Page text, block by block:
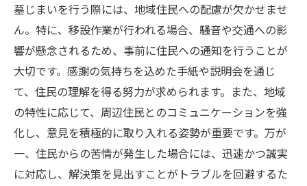
墓じまいを行う際には、地域住民への配慮が欠かせませ
ん。特に、移設作業が行われる場合、騒音や交通への影
響が懸念されるため、事前に住民への通知を行うことが
大切です。感謝の気持ちを込めた手紙や説明会を通じ
て、住民の理解を得る努力が求められます。また、地域
の特性に応じて、周辺住民とのコミュニケーションを強
化し、意見を積極的に取り入れる姿勢が重要です。万が
一、住民からの苦情が発生した場合には、迅速かつ誠実
に対応し、解決策を見出すことがトラブルを回避するた